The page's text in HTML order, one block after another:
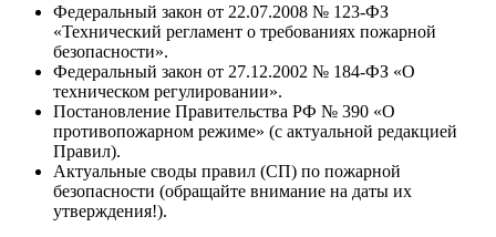
Федеральный закон от 22.07.2008 № 123-ФЗ
«Технический регламент о требованиях пожарной
безопасности».
Федеральный закон от 27.12.2002 № 184-ФЗ «О
техническом регулировании».
Постановление Правительства РФ № 390 «О
противопожарном режиме» (с актуальной редакцией
Правил).
Актуальные своды правил (СП) по пожарной
безопасности (обращайте внимание на даты их
утверждения!).